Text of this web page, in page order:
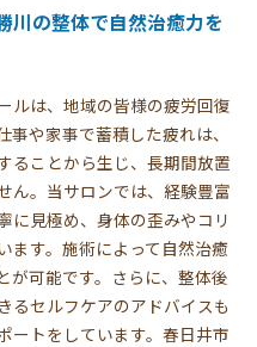
川の整体で自然治癒力を
ルは、地域の皆様の疲労回復
や家事で蓄積した疲れは、
ることから生じ、長期間放置
ん。当サロンでは、経験豊富
に見極め、身体の歪みやコリ
ます。施術によって自然治癒
が可能です。さらに、整体後
るセルフケアのアドバイスも
ートをしています。春日井市